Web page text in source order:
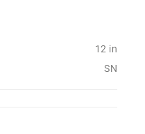
12 in
SN